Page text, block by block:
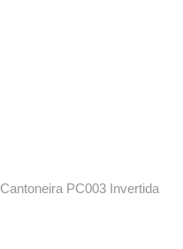
Cantoneira PC003 Invertida